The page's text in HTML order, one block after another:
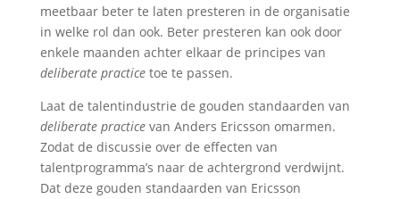
meetbaar beter te laten presteren in de organisatie
in welke rol dan ook. Beter presteren kan ook door
enkele maanden achter elkaar de principes van
deliberate practicetoe te passen.
Laat de talentindustrie de gouden standaarden van
deliberate practicevan Anders Ericsson omarmen.
Zodat de discussie over de effecten van
talentprogramma’s naar de achtergrond verdwijnt.
Dat deze gouden standaarden van Ericsson